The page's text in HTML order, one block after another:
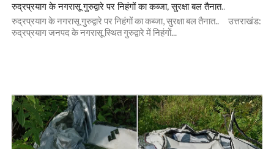
रुद्रप्रयाग के नगरासू गुरुद्वारे पर निहंगों का कब्जा, सुरक्षा बल तैनात..
रुद्रप्रयाग के नगरासू गुरुद्वारे पर निहंगों का कब्जा, सुरक्षा बल तैनात.. उत्तराखंड:
रुद्रप्रयाग जनपद के नगरासू स्थित गुरुद्वारे में निहंगों...